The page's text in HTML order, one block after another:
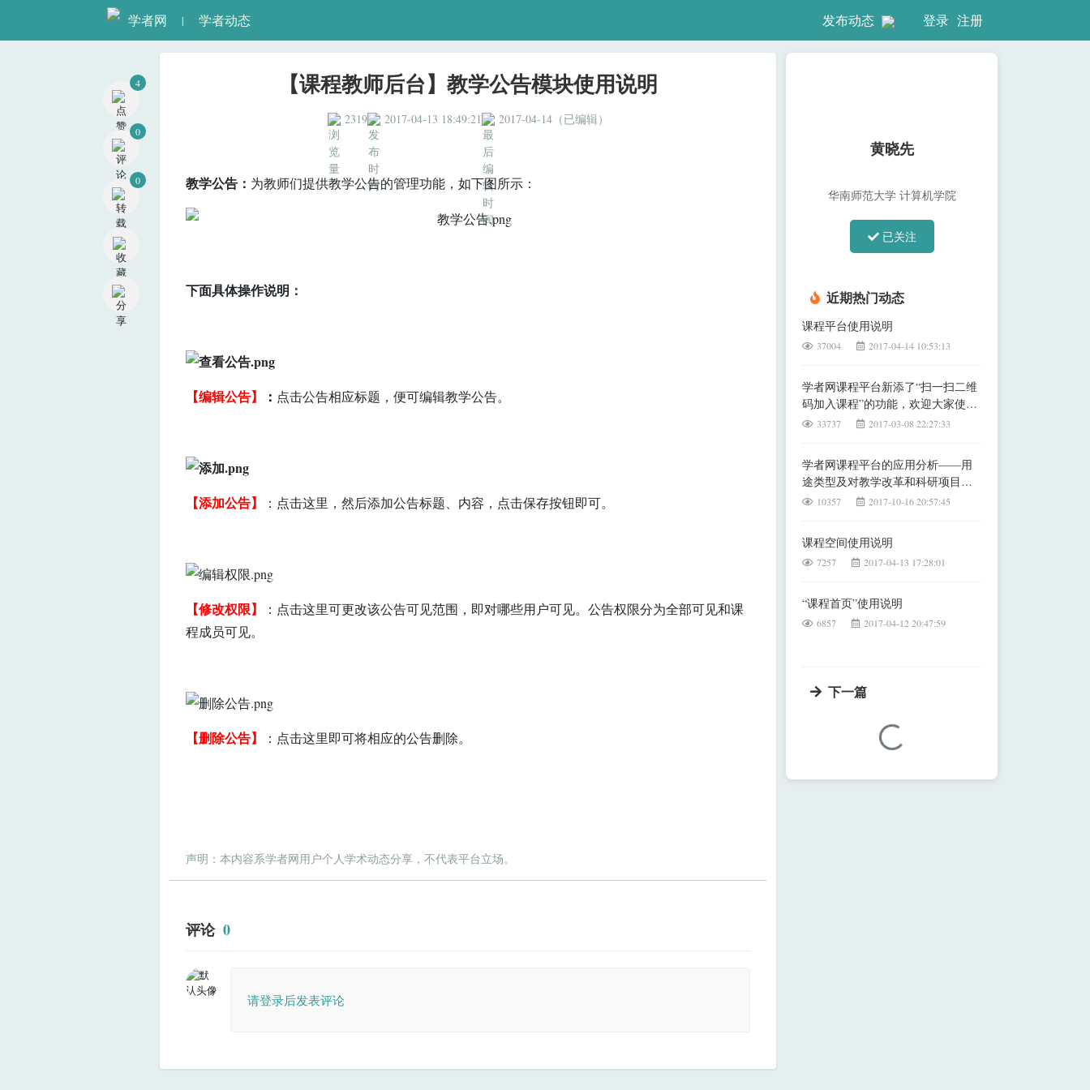
学者网 | 学者动态 发布动态 登录 注册
【课程教师后台】教学公告模块使用说明
2319 2017-04-13 18:49:21 2017-04-14（已编辑）
教学公告： 为教师们提供教学公告的管理功能，如下图所示：
下面具体操作说明：
【编辑公告】 ： 点击公告相应标题，便可编辑教学公告。
【添加公告】 ：点击这里，然后添加公告标题、内容，点击保存按钮即可。
【修改权限】 ：点击这里可更改该公告可见范围，即对哪些用户可见。 公告权限分为全部可见和课
程成员可见。
【删除公告】 ：点击这里即可将相应的公告删除。
声明：本内容系学者网用户个人学术动态分享，不代表平台立场。
评论 0
请登录后发表评论
黄晓先
华南师范大学 计算机学院
已关注
近期热门动态
课程平台使用说明
37004 2017-04-14 10:53:13
学者网课程平台新添了“扫一扫二维
码加入课程”的功能，欢迎大家使
用！33737 2017-03-08 22:27:33
学者网课程平台的应用分析——用
途类型及对教学改革和科研项目的
积极作用
10357 2017-10-16 20:57:45
课程空间使用说明
7257 2017-04-13 17:28:01
“课程首页”使用说明
6857 2017-04-12 20:47:59
下一篇
加载中...